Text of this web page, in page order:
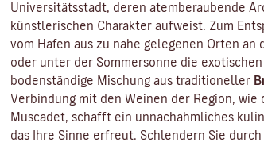
Universitätsstadt , deren atemberaubende
künstlerischen Charakter aufweist. Zum
vom Hafen aus zu nahe gelegenen Orten an
oder unter der Sommersonne die
bodenständige Mischung aus traditioneller
Verbindung mit den Weinen der Region, wie
Muscadet , schafft ein unnachahmliches
das Ihre Sinne erfreut. Schlendern Sie durch